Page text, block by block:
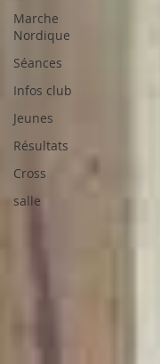
Marche
Nordique
Séances
Infos club
Jeunes
Résultats
Cross
salle